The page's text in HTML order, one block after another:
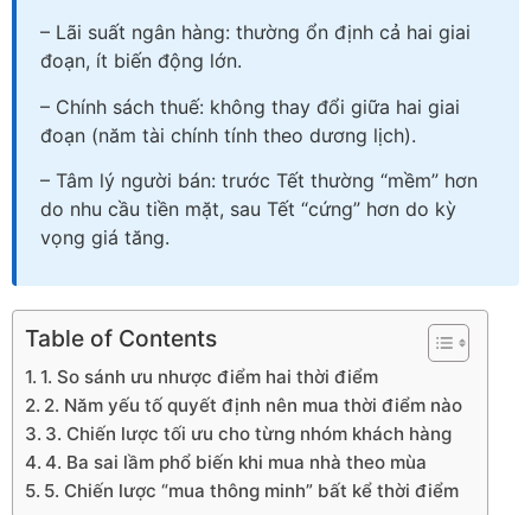
– Lãi suất ngân hàng: thường ổn định cả hai giai
đoạn, ít biến động lớn.
– Chính sách thuế: không thay đổi giữa hai giai
đoạn (năm tài chính tính theo dương lịch).
– Tâm lý người bán: trước Tết thường “mềm” hơn
do nhu cầu tiền mặt, sau Tết “cứng” hơn do kỳ
vọng giá tăng.
Table of Contents
1. So sánh ưu nhược điểm hai thời điểm
2. Năm yếu tố quyết định nên mua thời điểm nào
3. Chiến lược tối ưu cho từng nhóm khách hàng
4. Ba sai lầm phổ biến khi mua nhà theo mùa
5. Chiến lược “mua thông minh” bất kể thời điểm